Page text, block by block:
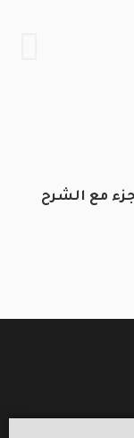
الوسيط في علم الاصول 15 جزء مع الشرح